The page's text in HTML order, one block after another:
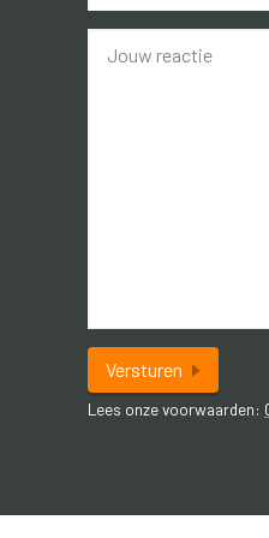
midden in een sfeervol Drents
Eerste verdieping: Overloop
slaapkamers waarvan één met
*
Versturen
Lees onze voorwaarden: